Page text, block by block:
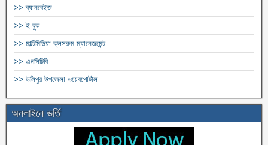
>> ব্যানবেইজ
>> ই-বুক
>> মাল্টিমিডিয়া ক্লসরুম ম্যানেজমেন্ট
>> এনসিটিবি
>> উলিপুর উপজেলা ওয়েবপোর্টাল
অনলাইনে ভর্তি